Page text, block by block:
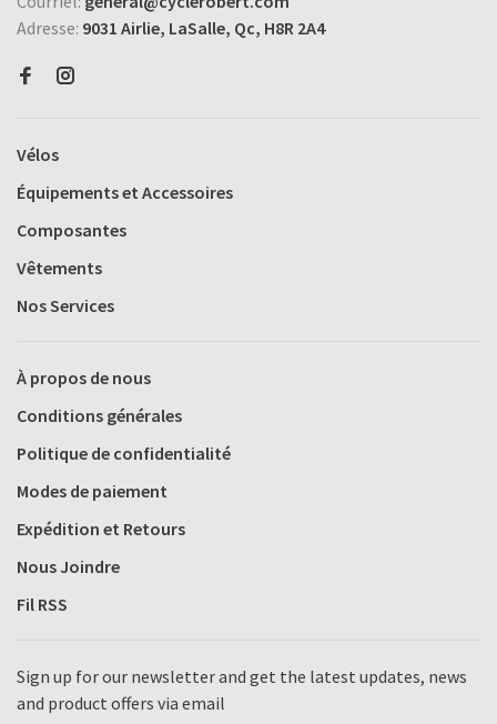
Adresse: 9031 Airlie, LaSalle, Qc, H8R 2A4
Vélos
Équipements et Accessoires
Composantes
Vêtements
Nos Services
À propos de nous
Conditions générales
Politique de confidentialité
Modes de paiement
Expédition et Retours
Nous Joindre
Fil RSS
Sign up for our newsletter and get the latest updates, news
and product offers via email